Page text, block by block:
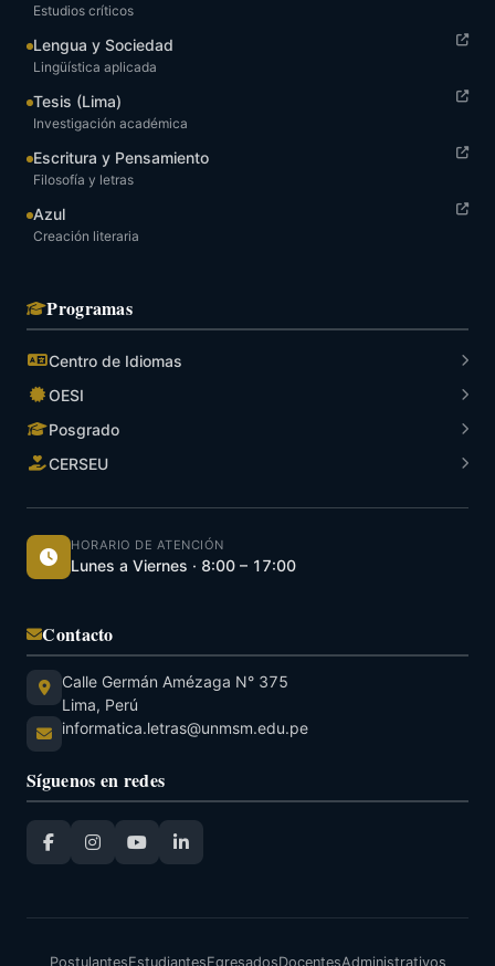
Estudios críticos
Lengua y Sociedad
Lingüística aplicada
Tesis (Lima)
Investigación académica
Escritura y Pensamiento
Filosofía y letras
Azul
Creación literaria
Programas
Centro de Idiomas
OESI
Posgrado
CERSEU
HORARIO DE ATENCIÓN
Lunes a Viernes · 8:00 – 17:00
Contacto
Calle Germán Amézaga N° 375
Lima, Perú
informatica.letras@unmsm.edu.pe
Síguenos en redes
PostulantesEstudiantesEgresadosDocentesAdministrativos